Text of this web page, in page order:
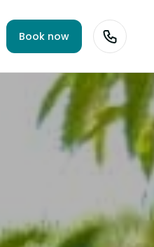
Book now